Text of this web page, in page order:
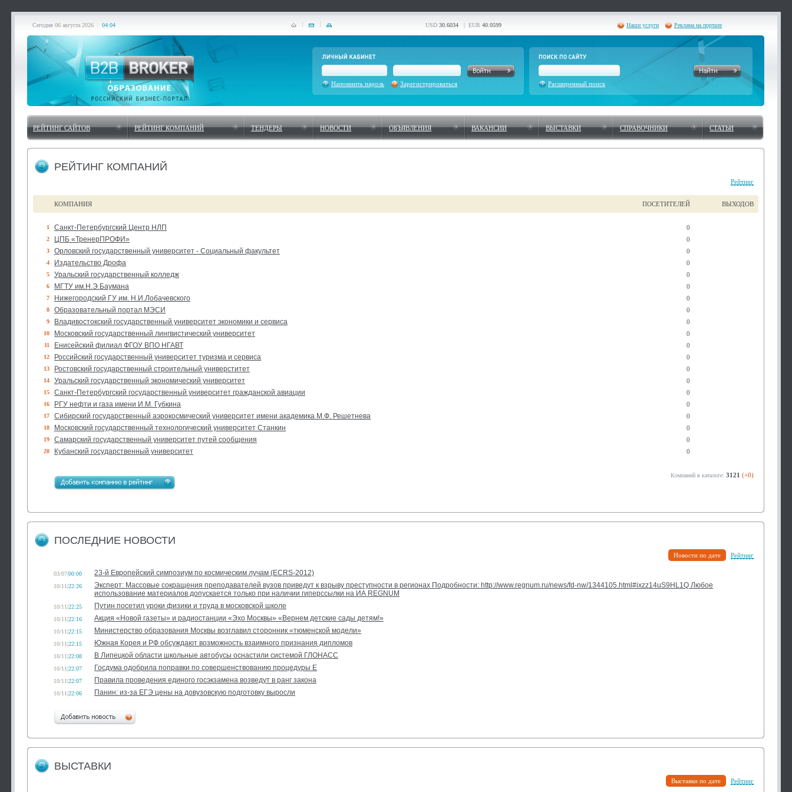
Сегодня 06 августа 2026 04:04 USD 30.6034 | EUR 40.0599 Наши услуги Реклама на портале
Напомнить пароль Зарегистрироваться Расширенный поиск
РЕЙТИНГ САЙТОВ РЕЙТИНГ КОМПАНИЙ ТЕНДЕРЫ НОВОСТИ ОБЪЯВЛЕНИЯ ВАКАНСИИ ВЫСТАВКИ СПРАВОЧНИКИ СТАТЬИ
РЕЙТИНГ КОМПАНИЙ
Рейтинг
КОМПАНИЯ ПОСЕТИТЕЛЕЙ ВЫХОДОВ
1 Санкт-Петербургский Центр НЛП 0
2 ЦПБ «ТренерПРОФИ» 0
3 Орловский государственный университет - Социальный факультет 0
4 Издательство Дрофа 0
5 Уральский государственный колледж 0
6 МГТУ им.Н.Э.Баумана 0
7 Нижегородский ГУ им. Н.И.Лобачевского 0
8 Образовательный портал МЭСИ 0
9 Владивостокский государственный университет экономики и сервиса 0
10 Московский государственный лингвистический университет 0
11 Енисейский филиал ФГОУ ВПО НГАВТ 0
12 Российский государственный университет туризма и сервиса 0
13 Ростовский государственный строительный универститет 0
14 Уральский государственный экономический университет 0
15 Санкт-Петербургский государственный университет гражданской авиации 0
16 РГУ нефти и газа имени И.М. Губкина 0
17 Сибирский государственный аэрокосмический университет имени академика М.Ф. Решетнева 0
18 Московский государственный технологический университет Станкин 0
19 Самарский государственный университет путей сообщения 0
20 Кубанский государственный университет 0
Компаний в каталоге: 3121 (+0)
ПОСЛЕДНИЕ НОВОСТИ
Новости по дате Рейтинг
03/07|00:00 23-й Европейский симпозиум по космическим лучам (ECRS-2012)
10/11|22:26
Эксперт: Массовые сокращения преподавателей вузов приведут к взрыву преступности в регионах Подробности: http://www.regnum.ru/news/fd-nw/1344105.html#ixzz14uS9HL1Q Любое
использование материалов допускается только при наличии гиперссылки на ИА REGNUM
10/11|22:25 Путин посетил уроки физики и труда в московской школе
10/11|22:16 Акция «Новой газеты» и радиостанции «Эхо Москвы» «Вернем детские сады детям!»
10/11|22:15 Министерство образования Москвы возглавил сторонник «тюменской модели»
10/11|22:15 Южная Корея и РФ обсуждают возможность взаимного признания дипломов
10/11|22:08 В Липецкой области школьные автобусы оснастили системой ГЛОНАСС
10/11|22:07 Госдума одобрила поправки по совершенствованию процедуры Е
10/11|22:07 Правила проведения единого госэкзамена возведут в ранг закона
10/11|22:06 Панин: из-за ЕГЭ цены на довузовскую подготовку выросли
ВЫСТАВКИ
Выставки по дате Рейтинг